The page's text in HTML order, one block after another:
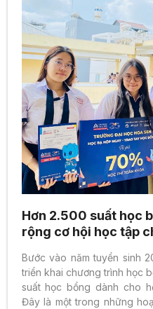
Hơn 2.500 suất học
rộng cơ hội học tập
Bước vào năm tuyển sinh
triển khai chương trình học
suất học bổng dành cho
Đây là một trong những